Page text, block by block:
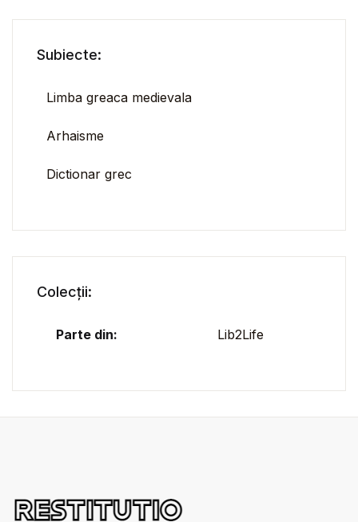
Subiecte:
Limba greaca medievala
Arhaisme
Dictionar grec
Colecții:
Parte din: Lib2Life